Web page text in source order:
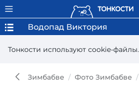
Тонкости используют сookie-файлы.
Водопад Виктория
Зимбабве Фото Зимбабве